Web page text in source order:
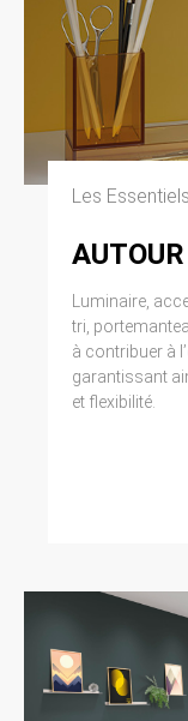
Les Essentiels
Luminaire,
tri,
à contribuer à
garantissant
et flexibilité.